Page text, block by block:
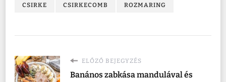
CSIRKE CSIRKECOMB ROZMARING
ELŐZŐ BEJEGYZÉS
Banános zabkása mandulával és